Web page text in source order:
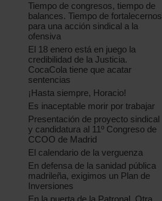
Tiempo de congresos, tiempo de
balances. Tiempo de fortalecernos
para una acción sindical a la
ofensiva
El 18 enero está en juego la
credibilidad de la Justicia.
CocaCola tiene que acatar
sentencias
¡Hasta siempre, Horacio!
Es inaceptable morir por trabajar
Presentación de proyecto sindical
y candidatura al 11º Congreso de
CCOO de Madrid
El calendario de la verguenza
En defensa de la sanidad pública
madrileña, exigimos un Plan de
Inversiones
En la puerta de la Patronal. Otra